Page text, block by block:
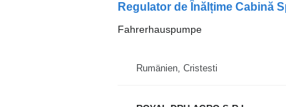
Regulator de Înălțime Cabină
Fahrerhauspumpe
Rumänien, Cristesti